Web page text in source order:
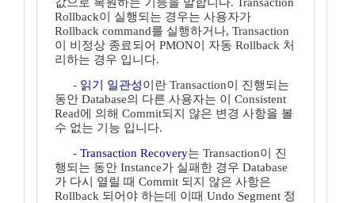
Rollback이 실행되는 경우는 사용자가
Rollback command를 실행하거나, Transaction
이 비정상 종료되어 PMON이 자동 Rollback 처
리하는 경우 입니다.
- 읽기 일관성이란 Transaction이 진행되는
동안 Database의 다른 사용자는 이 Consistent
Read에 의해 Commit되지 않은 변경 사항을 볼
수 없는 기능 입니다.
- Transaction Recovery는 Transaction이 진
행되는 동안 Instance가 실패한 경우 Database
가 다시 열릴 때 Commit 되지 않은 사항은
Rollback 되어야 하는데 이때 Undo Segment 정